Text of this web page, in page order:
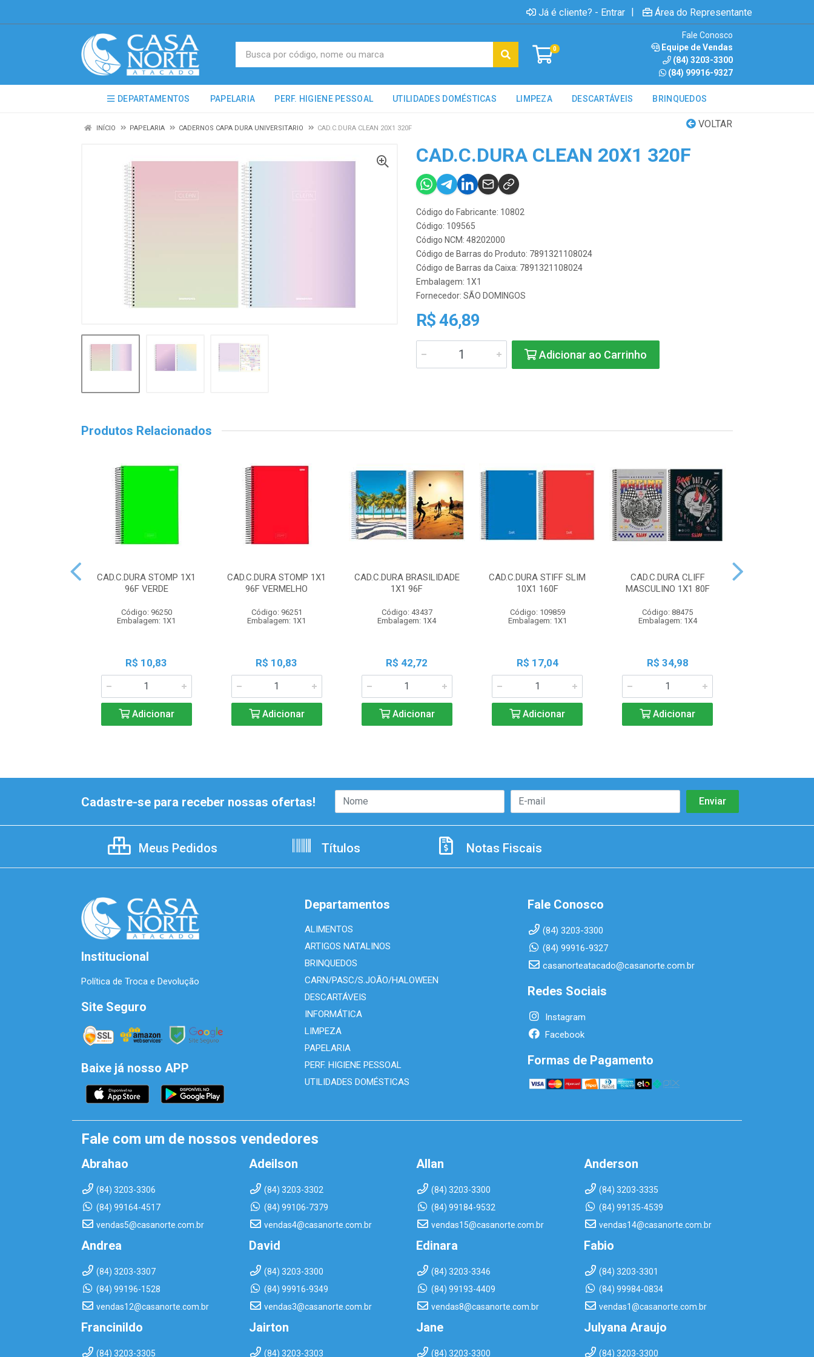
Já é cliente? - Entrar | Área do Representante
0
Fale Conosco
Equipe de Vendas
(84) 3203-3300
(84) 99916-9327
DEPARTAMENTOS PAPELARIA PERF. HIGIENE PESSOAL UTILIDADES DOMÉSTICAS LIMPEZA DESCARTÁVEIS BRINQUEDOS
VOLTAR
INÍCIO PAPELARIA CADERNOS CAPA DURA UNIVERSITARIO CAD.C.DURA CLEAN 20X1 320F
CAD.C.DURA CLEAN 20X1 320F
Código do Fabricante: 10802
Código: 109565
Código NCM: 48202000
Código de Barras do Produto: 7891321108024
Código de Barras da Caixa: 7891321108024
Embalagem: 1X1
Fornecedor: SÃO DOMINGOS
R$ 46,89
Adicionar ao Carrinho
Produtos Relacionados
CAD.C.DURA STOMP 1X1
96F VERDE
Código: 96250
Embalagem: 1X1
R$ 10,83
Adicionar
CAD.C.DURA STOMP 1X1
96F VERMELHO
Código: 96251
Embalagem: 1X1
R$ 10,83
Adicionar
CAD.C.DURA BRASILIDADE
1X1 96F
Código: 43437
Embalagem: 1X4
R$ 42,72
Adicionar
CAD.C.DURA STIFF SLIM
10X1 160F
Código: 109859
Embalagem: 1X1
R$ 17,04
Adicionar
CAD.C.DURA CLIFF
MASCULINO 1X1 80F
Código: 88475
Embalagem: 1X4
R$ 34,98
Adicionar
Cadastre-se para receber nossas ofertas!
Meus Pedidos Títulos Notas Fiscais
Institucional
Política de Troca e Devolução
Site Seguro
Baixe já nosso APP
Departamentos
ALIMENTOS
ARTIGOS NATALINOS
BRINQUEDOS
CARN/PASC/S.JOÃO/HALOWEEN
DESCARTÁVEIS
INFORMÁTICA
LIMPEZA
PAPELARIA
PERF. HIGIENE PESSOAL
UTILIDADES DOMÉSTICAS
Fale Conosco
(84) 3203-3300
(84) 99916-9327
casanorteatacado@casanorte.com.br
Redes Sociais
Instagram
Facebook
Formas de Pagamento
Fale com um de nossos vendedores
Abrahao
(84) 3203-3306
(84) 99164-4517
vendas5@casanorte.com.br
Adeilson
(84) 3203-3302
(84) 99106-7379
vendas4@casanorte.com.br
Allan
(84) 3203-3300
(84) 99184-9532
vendas15@casanorte.com.br
Anderson
(84) 3203-3335
(84) 99135-4539
vendas14@casanorte.com.br
Andrea
(84) 3203-3307
(84) 99196-1528
vendas12@casanorte.com.br
David
(84) 3203-3300
(84) 99916-9349
vendas3@casanorte.com.br
Edinara
(84) 3203-3346
(84) 99193-4409
vendas8@casanorte.com.br
Fabio
(84) 3203-3301
(84) 99984-0834
vendas1@casanorte.com.br
Francinildo
(84) 3203-3305
Jairton
(84) 3203-3303
Jane
(84) 3203-3300
Julyana Araujo
(84) 3203-3300